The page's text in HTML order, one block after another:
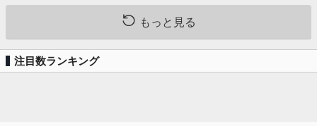
もっと見る
注目数ランキング